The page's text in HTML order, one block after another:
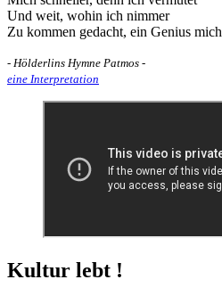
Und weit, wohin ich nimmer
Zu kommen gedacht, ein Genius mich
- Hölderlins Hymne Patmos -
eine Interpretation
Kultur lebt !